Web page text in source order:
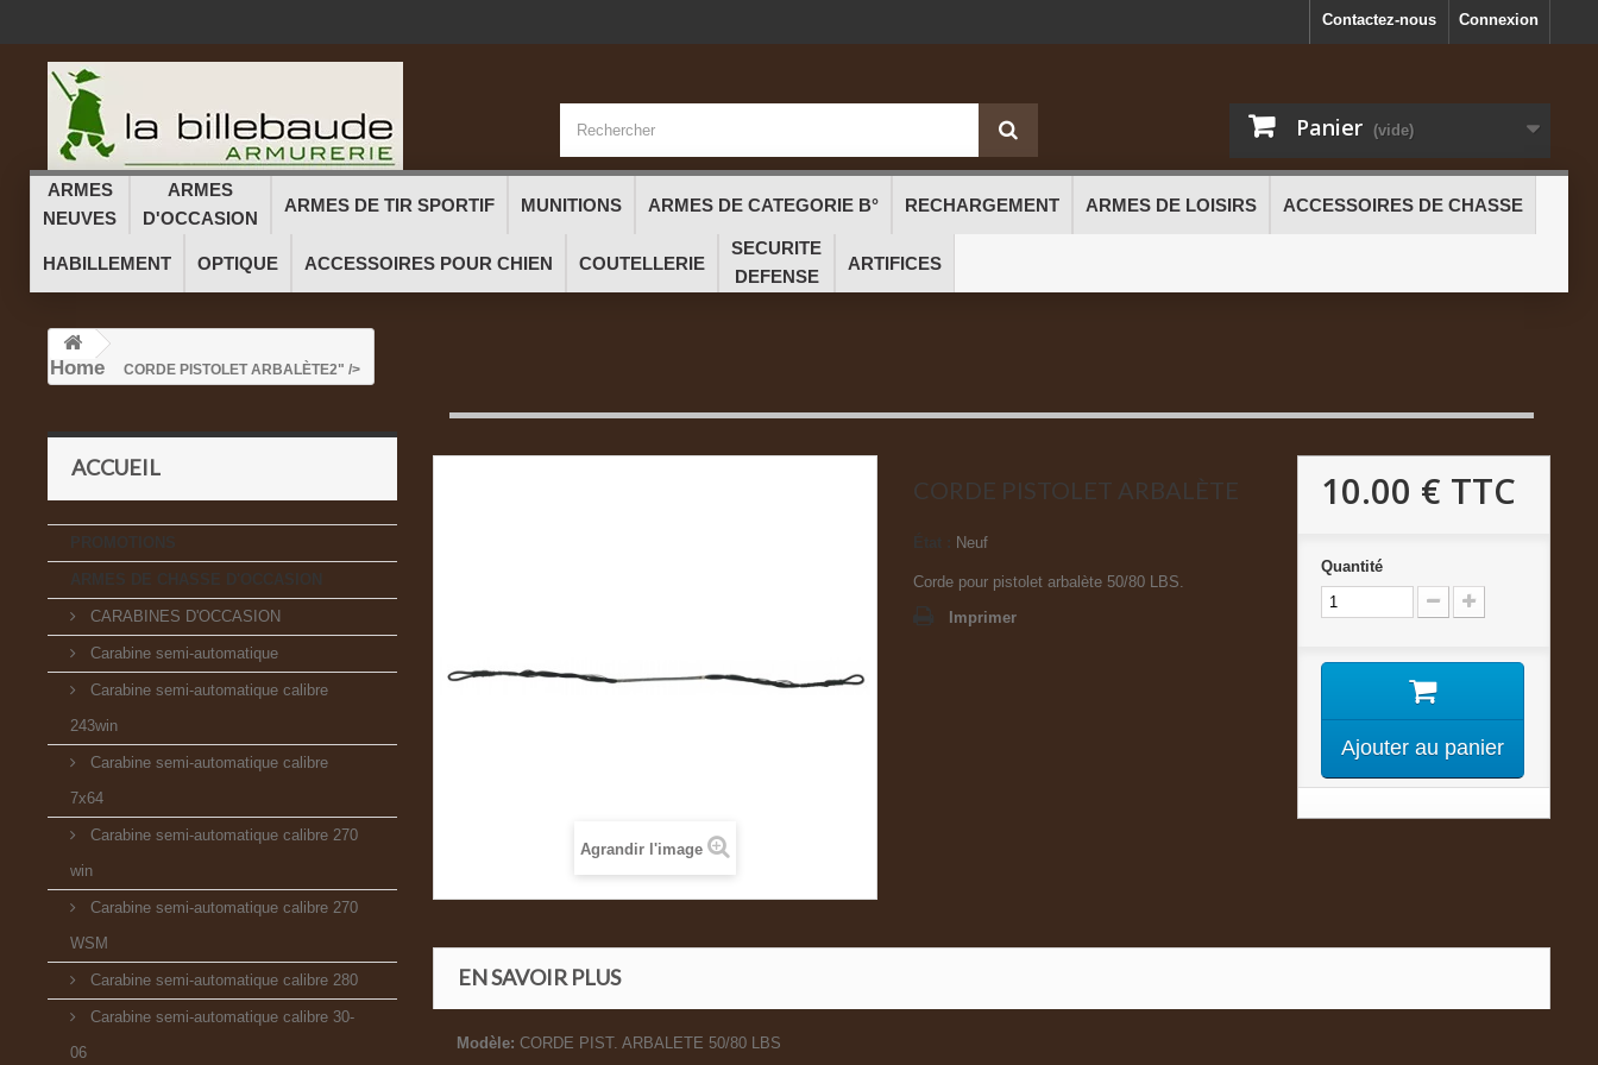
Connexion
Contactez-nous
Panier (vide)
ARMES
NEUVES
ARMES
D'OCCASION
ARMES DE TIR SPORTIF MUNITIONS ARMES DE CATEGORIE B° RECHARGEMENT ARMES DE LOISIRS ACCESSOIRES DE CHASSE
HABILLEMENT OPTIQUE ACCESSOIRES POUR CHIEN COUTELLERIE
SECURITE
DEFENSE
ARTIFICES
Home CORDE PISTOLET ARBALÈTE2" />
ACCUEIL
PROMOTIONS
ARMES DE CHASSE D'OCCASION
CARABINES D'OCCASION
Carabine semi-automatique
Carabine semi-automatique calibre
243win
Carabine semi-automatique calibre
7x64
Carabine semi-automatique calibre 270
win
Carabine semi-automatique calibre 270
WSM
Carabine semi-automatique calibre 280
Carabine semi-automatique calibre 30-
06
Agrandir l'image
CORDE PISTOLET ARBALÈTE
Neuf
Corde pour pistolet arbalète 50/80 LBS.
Imprimer
10.00 € TTC
Quantité
Ajouter au panier
EN SAVOIR PLUS
Modèle: CORDE PIST. ARBALETE 50/80 LBS